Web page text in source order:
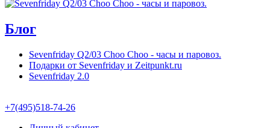
Блог
Sevenfriday Q2/03 Choo Choo - часы и паровоз.
Подарки от Sevenfriday и Zeitpunkt.ru
Sevenfriday 2.0
+7(495)518-74-26